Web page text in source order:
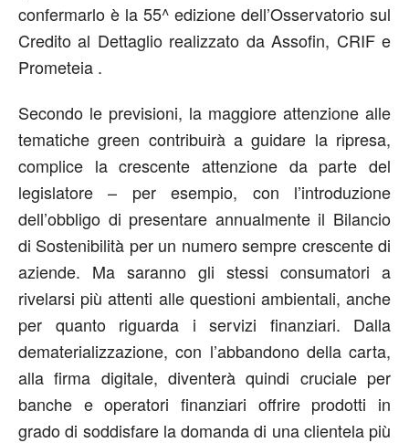
confermarlo è la 55^ edizione dell’Osservatorio sul
Credito al Dettaglio realizzato da Assofin, CRIF e
Prometeia .
Secondo le previsioni, la maggiore attenzione alle
tematiche green contribuirà a guidare la ripresa,
complice la crescente attenzione da parte del
legislatore – per esempio, con l’introduzione
dell’obbligo di presentare annualmente il Bilancio
di Sostenibilità per un numero sempre crescente di
aziende. Ma saranno gli stessi consumatori a
rivelarsi più attenti alle questioni ambientali, anche
per quanto riguarda i servizi finanziari. Dalla
dematerializzazione, con l’abbandono della carta,
alla firma digitale, diventerà quindi cruciale per
banche e operatori finanziari offrire prodotti in
grado di soddisfare la domanda di una clientela più